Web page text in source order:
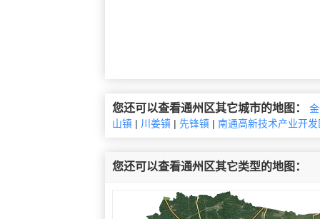
您还可以查看通州区其它城市的地图：
山镇| 川姜镇| 先锋镇| 南通高新技术产业开发
您还可以查看通州区其它类型的地图：